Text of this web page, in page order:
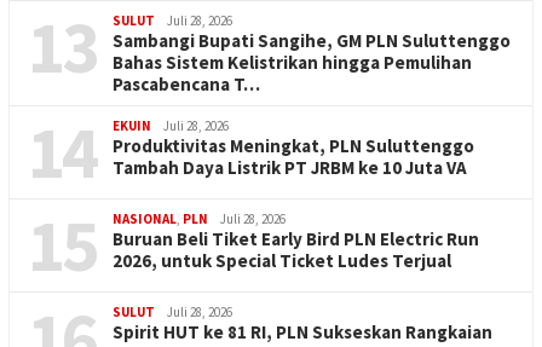
13 SULUT Juli 28, 2026
Sambangi Bupati Sangihe, GM PLN Suluttenggo
Bahas Sistem Kelistrikan hingga Pemulihan
Pascabencana T…
14 EKUIN Juli 28, 2026
Produktivitas Meningkat, PLN Suluttenggo
Tambah Daya Listrik PT JRBM ke 10 Juta VA
15 NASIONAL, PLN Juli 28, 2026
Buruan Beli Tiket Early Bird PLN Electric Run
2026, untuk Special Ticket Ludes Terjual
SULUT Juli 28, 2026
Spirit HUT ke 81 RI, PLN Sukseskan Rangkaian